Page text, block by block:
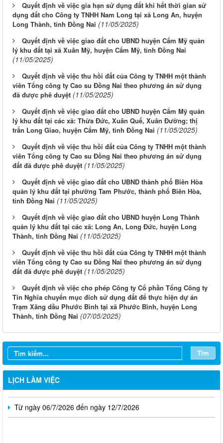
Quyết định về việc gia hạn sử dụng đất khi hết thời gian sử
dụng đất cho Công ty TNHH Nam Long tại xã Long An, huyện
Long Thành, tỉnh Đồng Nai (11/05/2025)
Quyết định về việc giao đất cho UBND huyện Cẩm Mỹ quản
lý khu đất tại xã Xuân Mỹ, huyện Cẩm Mỹ, tỉnh Đồng Nai
(11/05/2025)
Quyết định về việc thu hồi đất của Công ty TNHH một thành
viên Tổng công ty Cao su Đồng Nai theo phương án sử dụng
đã được phê duyệt (11/05/2025)
Quyết định về việc giao đất cho UBND huyện Cẩm Mỹ quản
lý khu đất tại các xã: Thừa Đức, Xuân Quế, Xuân Đường; thị
trấn Long Giao, huyện Cẩm Mỹ, tỉnh Đồng Nai (11/05/2025)
Quyết định về việc thu hồi đất của Công ty TNHH một thành
viên Tổng công ty Cao su Đồng Nai theo phương án sử dụng
đất đã được phê duyệt (11/05/2025)
Quyết định về việc giao đất cho UBND thành phố Biên Hòa
quản lý khu đất tại phường Tam Phước, thành phố Biên Hòa,
tỉnh Đồng Nai (11/05/2025)
Quyết định về việc giao đất cho UBND huyện Long Thành
quản lý khu đất tại các xã: Long An, Long Đức, huyện Long
Thành, tỉnh Đồng Nai (11/05/2025)
Quyết định về việc thu hồi đất của Công ty TNHH một thành
viên Tổng công ty Cao su Đồng Nai theo phương án sử dụng
đất đã được phê duyệt (11/05/2025)
Quyết định về việc cho phép Công ty Cổ phần Tổng Công ty
Tín Nghĩa chuyển mục đích sử dụng đất để thực hiện dự án
Trạm Xăng dầu Phước Bình tại xã Phước Bình, huyện Long
Thành, tỉnh Đồng Nai (07/05/2025)
Tìm
LỊCH LÀM VIỆC
Từ ngày 03/8/2026 đến ngày 09/8/2026
Từ ngày 20/7/2026 đến ngày 26/7/2026
Từ ngày 13/7/2026 đến ngày 18/7/2026
Từ ngày 06/7/2026 đến ngày 12/7/2026